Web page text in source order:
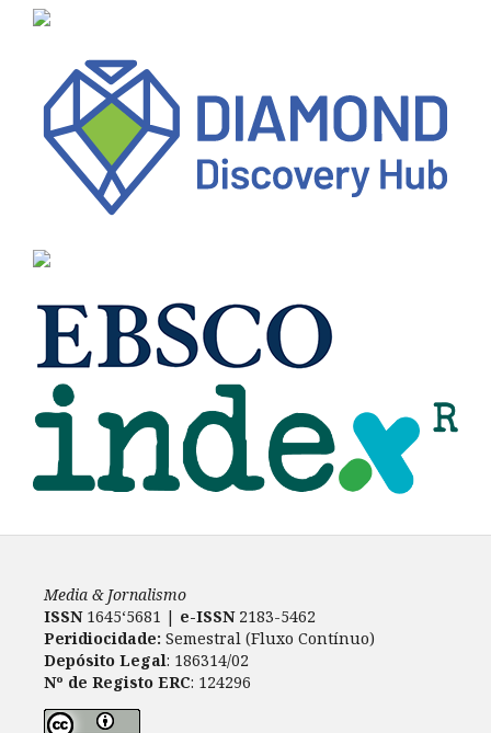
Media & Jornalismo
ISSN 1645‘5681 | e-ISSN2183-5462
Peridiocidade: Semestral (Fluxo Contínuo)
Depósito Legal: 186314/02
Nº de Registo ERC: 124296